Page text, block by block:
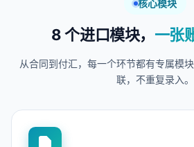
核心模块
8 个进口模块， 一张
从合同到付汇，每一个环节都有专属模
联，不重复录入。